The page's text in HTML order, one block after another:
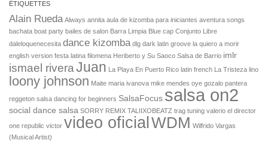
ÉTIQUETTES
Alain Rueda Always annita aula de kizomba para iniciantes aventura songs
bachata boat party bailes de salon Barra Limpia Blue cap Conjunto Libre
daleloquenecesita dance kizomba dlg dark latin groove la quiero a morir
english version festa latina filomena Heriberto y Su Saoco Salsa de Barrio imlr
ismael riveraJuan La Playa En Puerto Rico latin french La Tristeza lino
loony johnson Maite maria ivanova mike mendes oye gozalo pantera
reggeton salsa dancing for beginners SalsaFocus salsa on2
social dance salsa SORRY REMIX TALIIXOBEATZ trag tuning valerio el director
one republic victor video oficial WDM Wilfrido Vargas
(Musical Artist)